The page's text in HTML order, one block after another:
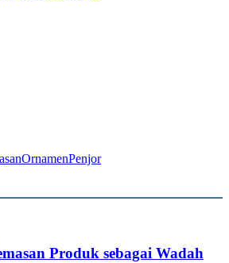
OrnamenPenjor
Produk sebagai Wadah